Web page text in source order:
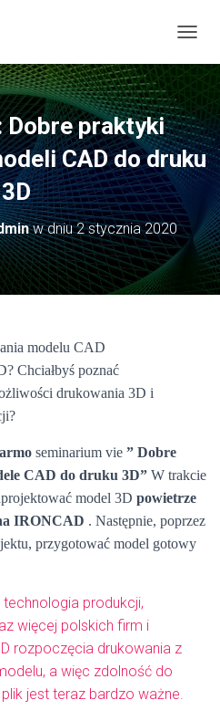
R
Z
E
Ł
Ą
C
Z
N
W
I
C
Dobre praktyki
CAD do druku
3D
w dniu2 stycznia 2020
modelu CAD
Chciałbyś poznać
drukowania 3D i
seminarium vie ” Dobre
CAD do druku 3D” W trakcie
model 3D powietrze
IRONCAD . Następnie, poprzez
przygotować model gotowy
produkcji,
więcej polskich firm i
rozpoczęcia drukowania z
a więc zdolność do
jest teraz bardzo ważne.